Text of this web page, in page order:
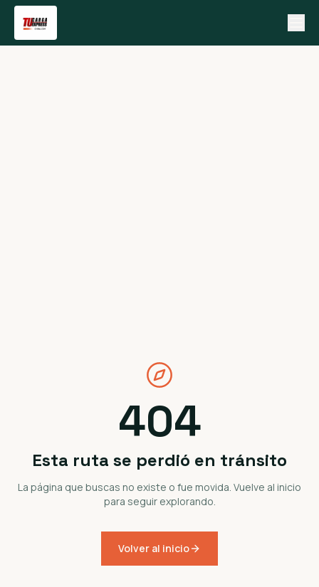
404
Esta ruta se perdió en tránsito
La página que buscas no existe o fue movida. Vuelve al inicio
para seguir explorando.
Volver al inicio